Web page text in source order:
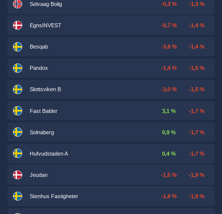
Selvaag Bolig -0,3 % -1,3 %
EgnsINVEST -0,7 % -1,4 %
Besqab -3,8 % -1,4 %
Pandox -1,4 % -1,5 %
Slottsviken B -3,0 % -1,5 %
Fast Balder 3,1 % -1,7 %
Solnaberg 0,9 % -1,7 %
Hufvudstaden A 0,4 % -1,7 %
Jeudan -1,5 % -1,9 %
Stenhus Fastigheter -1,8 % -1,9 %